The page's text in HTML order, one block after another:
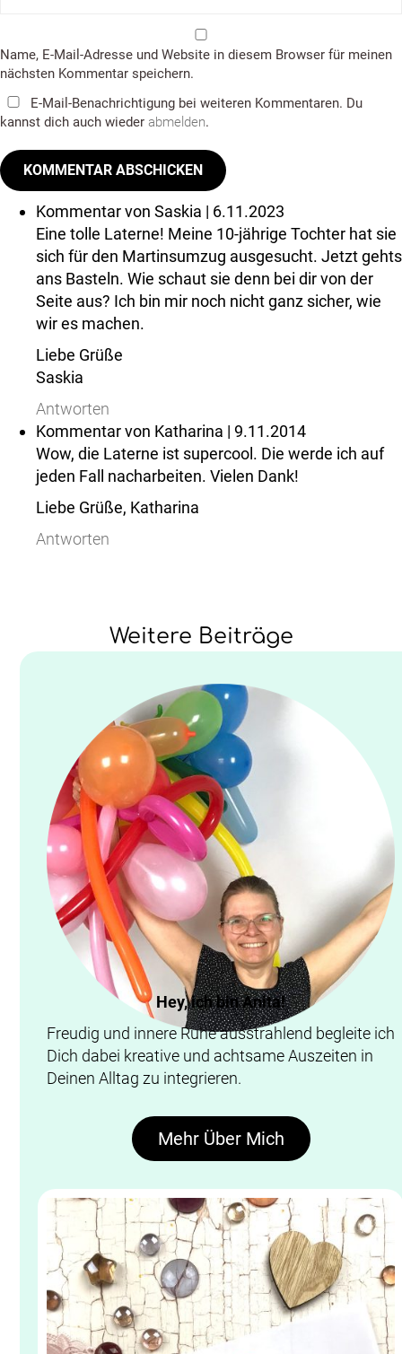
Name, E-Mail-Adresse und Website in diesem Browser für meinen
nächsten Kommentar speichern.
E-Mail-Benachrichtigung bei weiteren Kommentaren. Du
kannst dich auch wieder abmelden.
Kommentar von Saskia | 6.11.2023
Eine tolle Laterne! Meine 10-jährige Tochter hat sie
sich für den Martinsumzug ausgesucht. Jetzt gehts
ans Basteln. Wie schaut sie denn bei dir von der
Seite aus? Ich bin mir noch nicht ganz sicher, wie
wir es machen.
Liebe Grüße
Saskia
Antworten
Kommentar von Katharina | 9.11.2014
Wow, die Laterne ist supercool. Die werde ich auf
jeden Fall nacharbeiten. Vielen Dank!
Liebe Grüße, Katharina
Antworten
Weitere Beiträge
Hey, ich bin Anita!
Freudig und innere Ruhe ausstrahlend begleite ich
Dich dabei kreative und achtsame Auszeiten in
Deinen Alltag zu integrieren.
Mehr Über Mich